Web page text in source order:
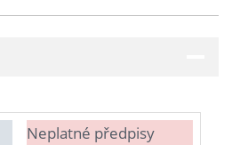
Neplatné předpisy